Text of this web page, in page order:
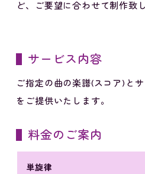
ど、ご要望に合わせて制作致
サービス内容
ご指定の曲の楽譜(スコア)と
をご提供いたします。
料金のご案内
単旋律